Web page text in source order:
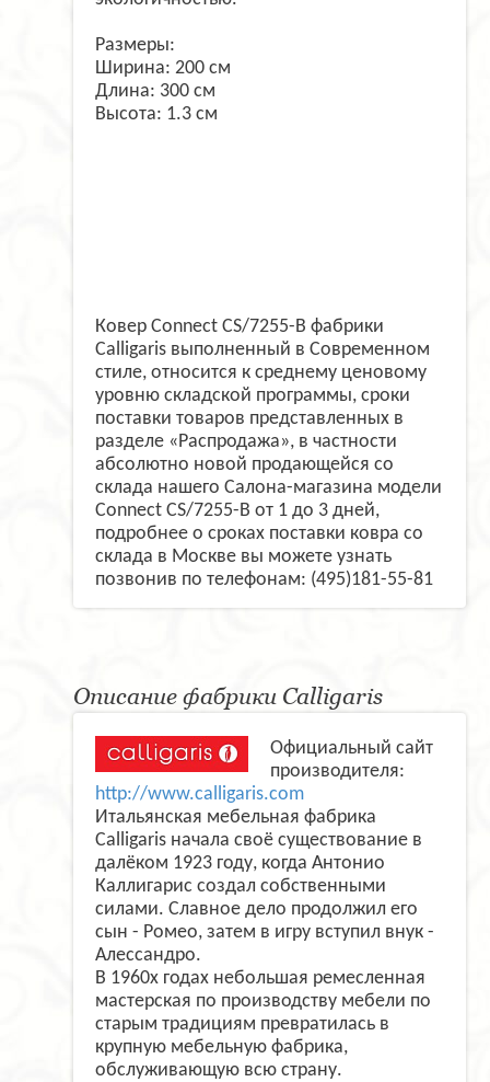
Размеры:
Ширина: 200 см
Длина: 300 см
Высота: 1.3 см
Ковер Connect CS/7255-B фабрики
Calligaris выполненный в Современном
стиле, относится к среднему ценовому
уровню складской программы, сроки
поставки товаров представленных в
разделе «Распродажа», в частности
абсолютно новой продающейся со
склада нашего Салона-магазина модели
Connect CS/7255-B от 1 до 3 дней,
подробнее о сроках поставки ковра со
склада в Москве вы можете узнать
позвонив по телефонам: (495)181-55-81
Описание фабрики Calligaris
Официальный сайт
производителя:
http://www.calligaris.com
Итальянская мебельная фабрика
Calligaris начала своё существование в
далёком 1923 году, когда Антонио
Каллигарис создал собственными
силами. Славное дело продолжил его
сын - Ромео, затем в игру вступил внук -
Алессандро.
В 1960х годах небольшая ремесленная
мастерская по производству мебели по
старым традициям превратилась в
крупную мебельную фабрика,
обслуживающую всю страну.